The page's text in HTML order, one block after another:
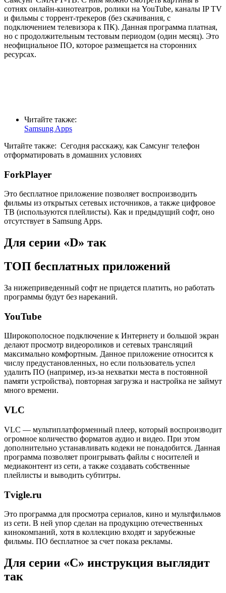
сотнях онлайн-кинотеатров, ролики на YouTube, каналы IP TV
и фильмы с торрент-трекеров (без скачивания, с
подключением телевизора к ПК). Данная программа платная,
но с продолжительным тестовым периодом (один месяц). Это
неофициальное ПО, которое размещается на сторонних
ресурсах.
Читайте также:
Samsung Apps
Читайте также: Сегодня расскажу, как Самсунг телефон
отформатировать в домашних условиях
ForkPlayer
Это бесплатное приложение позволяет воспроизводить
фильмы из открытых сетевых источников, а также цифровое
ТВ (используются плейлисты). Как и предыдущий софт, оно
отсутствует в Samsung Apps.
Для серии «D» так
ТОП бесплатных приложений
За нижеприведенный софт не придется платить, но работать
программы будут без нареканий.
YouTube
Широкополосное подключение к Интернету и большой экран
делают просмотр видеороликов и сетевых трансляций
максимально комфортным. Данное приложение относится к
числу предустановленных, но если пользователь успел
удалить ПО (например, из-за нехватки места в постоянной
памяти устройства), повторная загрузка и настройка не займут
много времени.
VLC
VLC — мультиплатформенный плеер, который воспроизводит
огромное количество форматов аудио и видео. При этом
дополнительно устанавливать кодеки не понадобится. Данная
программа позволяет проигрывать файлы с носителей и
медиаконтент из сети, а также создавать собственные
плейлисты и выводить субтитры.
Tvigle.ru
Это программа для просмотра сериалов, кино и мультфильмов
из сети. В ней упор сделан на продукцию отечественных
кинокомпаний, хотя в коллекцию входят и зарубежные
фильмы. ПО бесплатное за счет показа рекламы.
Для серии «С» инструкция выглядит
так